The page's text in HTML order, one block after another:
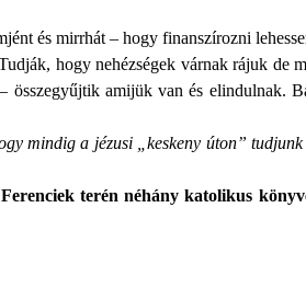
és mirrhát – hogy finanszírozni
hogy nehézségek várnak rájuk
összegyűjtik amijük van és
mindig a jézusi „keskeny úton”
terén néhány katolikus